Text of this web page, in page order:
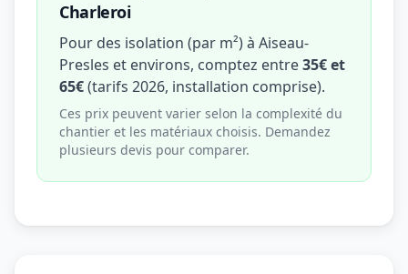
Charleroi
Pour des isolation (par m²) à Aiseau-
Presles et environs, comptez entre35€ et
65€(tarifs 2026, installation comprise).
Ces prix peuvent varier selon la complexité du
chantier et les matériaux choisis. Demandez
plusieurs devis pour comparer.